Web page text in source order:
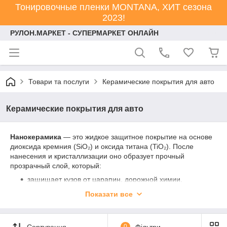
Тонировочные пленки MONTANA, ХИТ сезона
2023!
РУЛОН.МАРКЕТ - СУПЕРМАРКЕТ ОНЛАЙН
Товари та послуги Керамические покрытия для авто
Керамические покрытия для авто
Нанокерамика — это жидкое защитное покрытие на основе
диоксида кремния (SiO₂) и оксида титана (TiO₂). После
нанесения и кристаллизации оно образует прочный
прозрачный слой, который:
защищает кузов от царапин, дорожной химии,
— грязь и вода просто скатываются с поверхности;
Показати все